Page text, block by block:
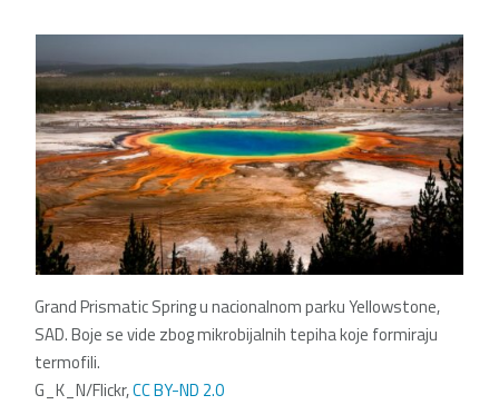
Grand Prismatic Spring u nacionalnom parku Yellowstone,
SAD. Boje se vide zbog mikrobijalnih tepiha koje formiraju
termofili.
G_K_N/Flickr,CC BY-ND 2.0